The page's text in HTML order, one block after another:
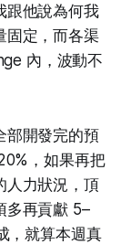
跟他說為何我
固定，而各渠
內，波動不
部開發完的預
，如果再把
人力狀況，頂
多再貢獻 5–
，就算本週真